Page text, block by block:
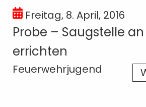
Freitag, 8. April, 2016
Probe – Saugstelle
errichten
Feuerwehrjugend